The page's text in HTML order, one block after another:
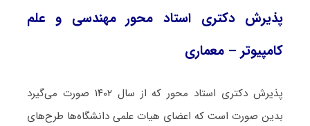
پذیرش دکتری استاد محور مهندسی و علم
کامپیوتر – معماری
پذیرش دکتری استاد محور که از سال ۱۴۰۲ صورت می‌گیرد
بدین صورت است که اعضای هیات علمی دانشگاه‌ها طرح‌های